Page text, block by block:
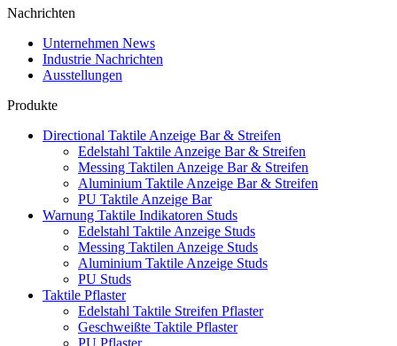
Nachrichten
Unternehmen News
Industrie Nachrichten
Ausstellungen
Produkte
Directional Taktile Anzeige Bar & Streifen
Edelstahl Taktile Anzeige Bar & Streifen
Messing Taktilen Anzeige Bar & Streifen
Aluminium Taktile Anzeige Bar & Streifen
PU Taktile Anzeige Bar
Warnung Taktile Indikatoren Studs
Edelstahl Taktile Anzeige Studs
Messing Taktilen Anzeige Studs
Aluminium Taktile Anzeige Studs
PU Studs
Taktile Pflaster
Edelstahl Taktile Streifen Pflaster
Geschweißte Taktile Pflaster
PU Pflaster